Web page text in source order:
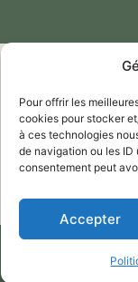
Pour offrir les
cookies pour stocker
à ces technologies
de navigation ou les ID
consentement peut
Accepter